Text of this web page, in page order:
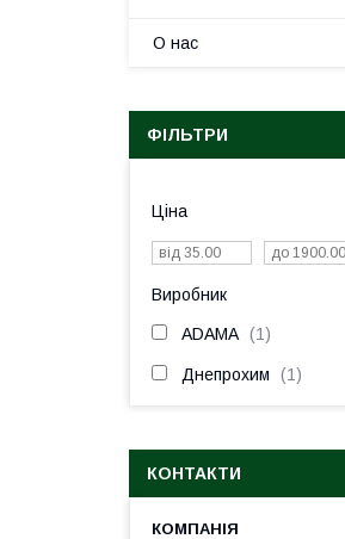
О нас
ФІЛЬТРИ
Ціна
Виробник
ADAMA 1
Днепрохим 1
КОНТАКТИ